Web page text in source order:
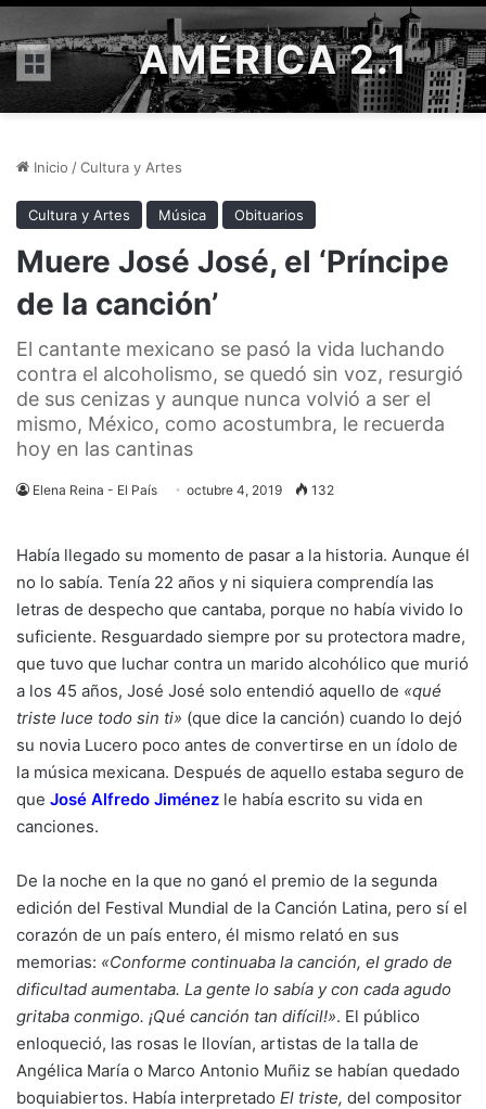
Menú AMÉRICA 2.1
Inicio /Cultura y Artes
Cultura y Artes Música Obituarios
Muere José José, el ‘Príncipe
de la canción’
El cantante mexicano se pasó la vida luchando
contra el alcoholismo, se quedó sin voz, resurgió
de sus cenizas y aunque nunca volvió a ser el
mismo, México, como acostumbra, le recuerda
hoy en las cantinas
Elena Reina - El País octubre 4, 2019 132
Había llegado su momento de pasar a la historia. Aunque él
no lo sabía. Tenía 22 años y ni siquiera comprendía las
letras de despecho que cantaba, porque no había vivido lo
suficiente. Resguardado siempre por su protectora madre,
que tuvo que luchar contra un marido alcohólico que murió
a los 45 años, José José solo entendió aquello de «qué
triste luce todo sin ti» (que dice la canción) cuando lo dejó
su novia Lucero poco antes de convertirse en un ídolo de
la música mexicana. Después de aquello estaba seguro de
que José Alfredo Jiménez le había escrito su vida en
canciones.
De la noche en la que no ganó el premio de la segunda
edición del Festival Mundial de la Canción Latina, pero sí el
corazón de un país entero, él mismo relató en sus
memorias: «Conforme continuaba la canción, el grado de
dificultad aumentaba. La gente lo sabía y con cada agudo
gritaba conmigo. ¡Qué canción tan difícil!». El público
enloqueció, las rosas le llovían, artistas de la talla de
Angélica María o Marco Antonio Muñiz se habían quedado
boquiabiertos. Había interpretado El triste, del compositor